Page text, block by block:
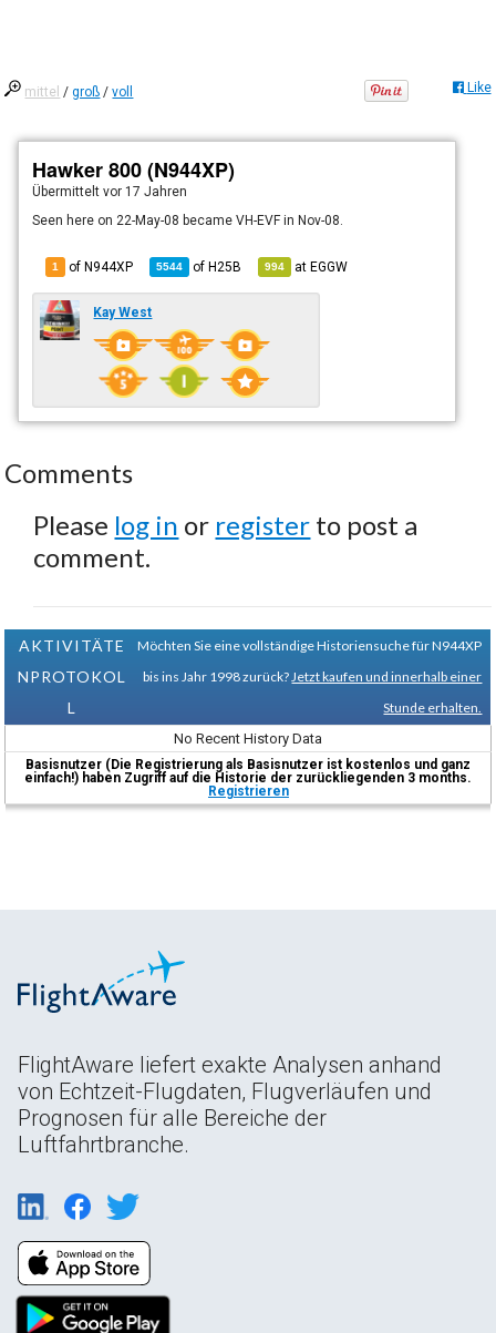
mittel /groß /voll Like
Hawker 800 (N944XP)
Übermitteltvor 17 Jahren
Seen here on 22-May-08 became VH-EVF in Nov-08.
1 of N944XP 5544 ofH25B 994 atEGGW
Kay West
Comments
Please log in or register to post a
comment.
AKTIVITÄTE
NPROTOKOL
L
Möchten Sie eine vollständige Historiensuche für N944XP
bis ins Jahr 1998 zurück? Jetzt kaufen und innerhalb einer
Stunde erhalten.
No Recent History Data
Basisnutzer (Die Registrierung als Basisnutzer ist kostenlos und ganz
einfach!) haben Zugriff auf die Historie der zurückliegenden 3 months.
Registrieren
FlightAware liefert exakte Analysen anhand
von Echtzeit-Flugdaten, Flugverläufen und
Prognosen für alle Bereiche der
Luftfahrtbranche.